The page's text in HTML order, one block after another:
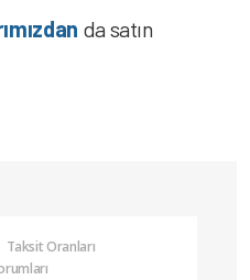
da satın
Taksit Oranları